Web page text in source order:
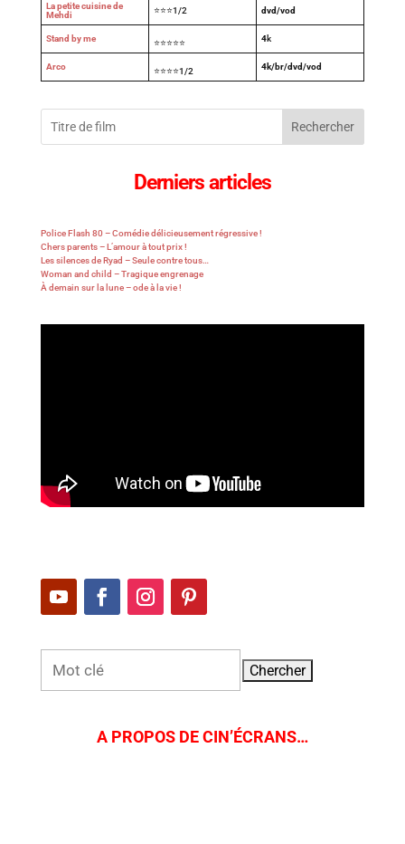
La petite cuisine de
Mehdi
⭐⭐⭐1/2 dvd/vod
Stand by me ⭐⭐⭐⭐⭐ 4k
Arco ⭐⭐⭐⭐1/2 4k/br/dvd/vod
Rechercher
Derniers articles
Police Flash 80 – Comédie délicieusement régressive !
Chers parents – L’amour à tout prix !
Les silences de Ryad – Seule contre tous…
Woman and child – Tragique engrenage
À demain sur la lune – ode à la vie !
Rechercher:
A PROPOS DE CIN’ÉCRANS…